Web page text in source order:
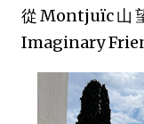
從Montjuïc山
Imaginary